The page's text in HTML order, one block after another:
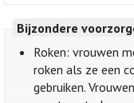
Bijzondere
Roken: vrouwen
roken als ze een
gebruiken.